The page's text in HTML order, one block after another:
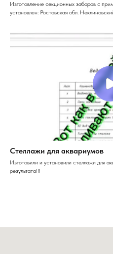
Изготовление секционных заборов с
установлен: Ростовская обл.
Стеллажи для аквариумов
Изготовили и установили стеллажи для
результата!!!